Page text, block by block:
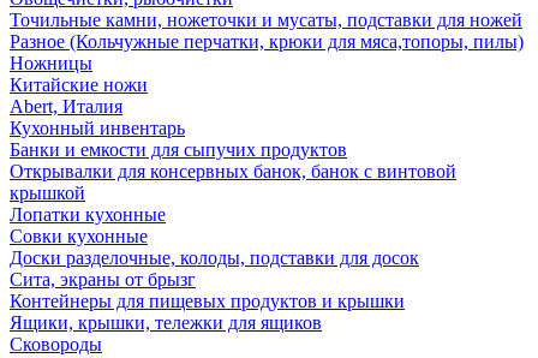
Точильные камни, ножеточки и мусаты, подставки для ножей
Разное (Кольчужные перчатки, крюки для мяса,топоры, пилы)
Ножницы
Китайские ножи
Abert, Италия
Кухонный инвентарь
Банки и емкости для сыпучих продуктов
Открывалки для консервных банок, банок с винтовой
крышкой
Лопатки кухонные
Совки кухонные
Доски разделочные, колоды, подставки для досок
Сита, экраны от брызг
Контейнеры для пищевых продуктов и крышки
Ящики, крышки, тележки для ящиков
Сковороды